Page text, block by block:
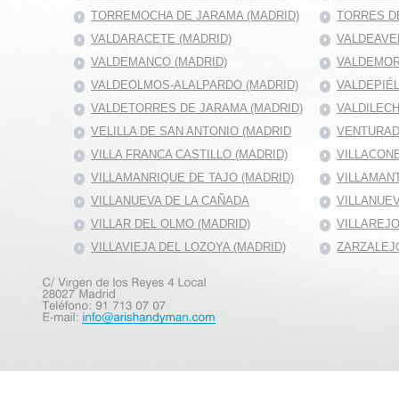
TORREMOCHA DE JARAMA (MADRID)
TORRES
VALDARACETE (MADRID)
VALDEMANCO (MADRID)
VALDEOLMOS-ALALPARDO (MADRID)
VALDETORRES DE JARAMA (MADRID)
VELILLA DE SAN ANTONIO (MADRID
VILLA FRANCA CASTILLO (MADRID)
VILLAMANRIQUE DE TAJO (MADRID)
VILLANUEVA DE LA CAÑADA
VILLAR DEL OLMO (MADRID)
VILLAVIEJA DEL LOZOYA (MADRID)